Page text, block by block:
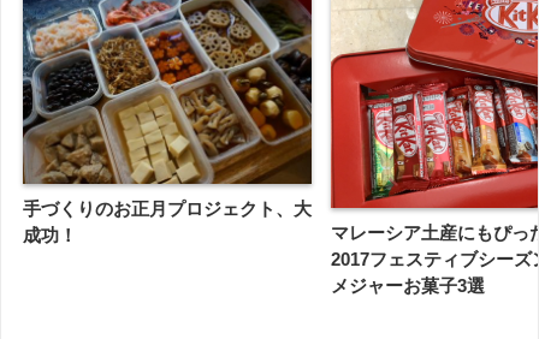
手づくりのお正月プロジェクト、大
成功！
マレーシア土産にもぴっ
2017フェスティブシーズ
メジャーお菓子3選